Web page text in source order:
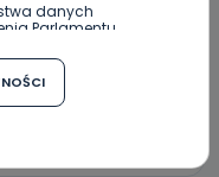
danych
Parlamentu
z
sprawie
oraz uchylenia
zgody?